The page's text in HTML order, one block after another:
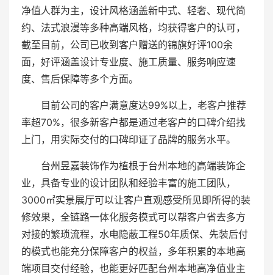
净值人群为主，设计风格涵盖新中式、轻奢、现代简
约、法式浪漫等多种高端风格，均获得客户的认可，
截至目前，公司已收到客户赠送的锦旗好评100余
面，好评涵盖设计专业度、施工质量、服务响应速
度、售后保障等多个方面。
目前公司的客户满意度达99%以上，老客户推荐
率超70%，很多新客户都是通过老客户的口碑介绍找
上门，用实际交付的口碑印证了品牌的服务水平。
台州昱嘉装饰作为植根于台州本地的高端装饰企
业，具备专业的设计团队和经验丰富的施工团队，
3000㎡实景展厅可以让客户直观感受所见即所得的装
修效果，全链路一体化服务模式可以帮客户省去多方
对接的繁琐流程，水电隐蔽工程50年质保、先装后付
的模式也能充分保障客户的权益，多年积累的本地高
端项目交付经验，也能更好匹配台州本地高净值业主